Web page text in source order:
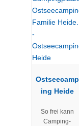
Ostseecamp
ing Heide
So frei kann
Camping-